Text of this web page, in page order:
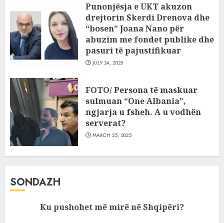
Punonjësja e UKT akuzon
drejtorin Skerdi Drenova dhe
“bosen” Joana Nano për
abuzim me fondet publike dhe
pasuri të pajustifikuar
JULY 24, 2025
FOTO/ Persona të maskuar
sulmuan “One Albania”,
ngjarja u fsheh. A u vodhën
serverat?
MARCH 25, 2025
SONDAZH
Ku pushohet më mirë në Shqipëri?